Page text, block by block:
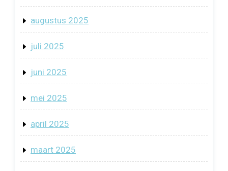
augustus 2025
juli 2025
juni 2025
mei 2025
april 2025
maart 2025